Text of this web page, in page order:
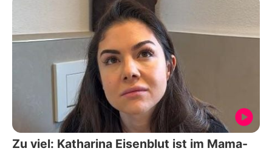
Zu viel: Katharina Eisenblut ist im Mama-